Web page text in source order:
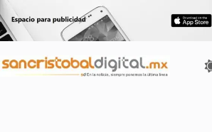
al
contenido